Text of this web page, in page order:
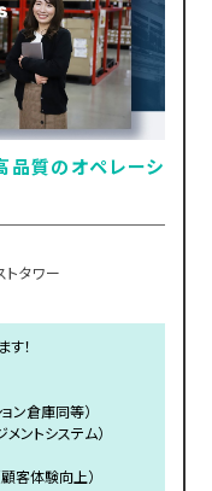
品質のオペレーシ
タワー
！
ン倉庫同等）
ントシステム）
客体験向上）